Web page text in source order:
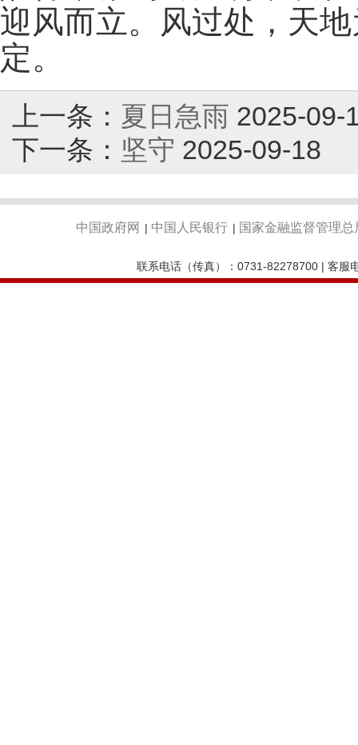
迎风而立。风过处，天
定。
上一条： 夏日急雨 2025-09-
下一条： 坚守 2025-09-18
中国政府网 | 中国人民银行 | 国家金融监督管理总
联系电话（传真）：0731-82278700 | 客服